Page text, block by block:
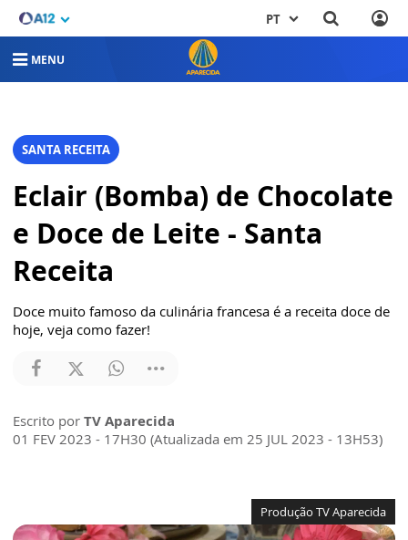
PT
MENU
SANTA RECEITA
Eclair (Bomba) de Chocolate
e Doce de Leite - Santa
Receita
Doce muito famoso da culinária francesa é a receita doce de
hoje, veja como fazer!
Escrito por TV Aparecida
01 FEV 2023 - 17H30 (Atualizada em 25 JUL 2023 - 13H53)
Produção TV Aparecida